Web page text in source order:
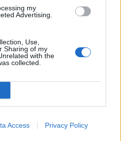
my
Advertising.
Use,
Sharing of my
with the
collected.
Access Privacy Policy
βαλίτσα του φετινού
την υπογραφή της Xiaomi
τους συνδρομητές της στο
6 ημέρες ago
500»